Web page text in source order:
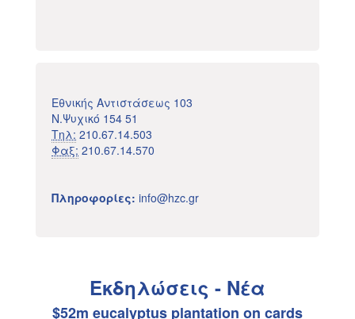
Εθνικής Αντιστάσεως 103
Ν.Ψυχικό 154 51
Τηλ: 210.67.14.503
Φαξ: 210.67.14.570
Πληροφορίες: info@hzc.gr
Εκδηλώσεις - Νέα
$52m eucalyptus plantation on cards